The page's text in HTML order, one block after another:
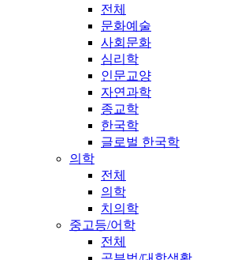
전체
문화예술
사회문화
심리학
인문교양
자연과학
종교학
한국학
글로벌 한국학
의학
전체
의학
치의학
중고등/어학
전체